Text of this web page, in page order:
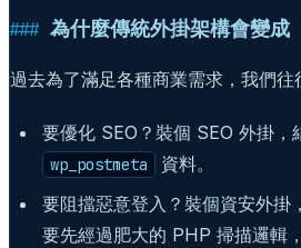
為什麼傳統外掛架構會變成
過去為了滿足各種商業需求，我們往
要優化 SEO？裝個 SEO 外掛，
wp_postmeta
資料。
要阻擋惡意登入？裝個資安外掛
要先經過肥大的 PHP 掃描邏輯